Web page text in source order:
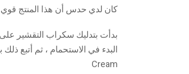
كان لدي حدس أن هذا المنتج قوي
بدأت بتدليك سكراب التقشير
Cream